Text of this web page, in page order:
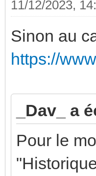
11/12/2023,
Sinon au
https://
_Dav_ a
Pour le